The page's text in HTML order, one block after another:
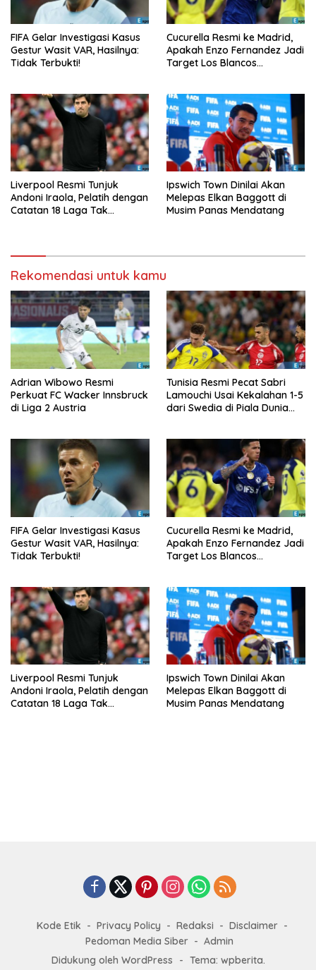
FIFA Gelar Investigasi Kasus
Gestur Wasit VAR, Hasilnya:
Tidak Terbukti!
Cucurella Resmi ke Madrid,
Apakah Enzo Fernandez Jadi
Target Los Blancos
Liverpool Resmi Tunjuk
Andoni Iraola, Pelatih dengan
Catatan 18 Laga Tak
Ipswich Town Dinilai Akan
Melepas Elkan Baggott di
Musim Panas Mendatang
Rekomendasi untuk kamu
Adrian Wibowo Resmi
Perkuat FC Wacker Innsbruck
di Liga 2 Austria
Tunisia Resmi Pecat Sabri
Lamouchi Usai Kekalahan 1-5
dari Swedia di Piala Dunia
FIFA Gelar Investigasi Kasus
Gestur Wasit VAR, Hasilnya:
Tidak Terbukti!
Cucurella Resmi ke Madrid,
Apakah Enzo Fernandez Jadi
Target Los Blancos
Liverpool Resmi Tunjuk
Andoni Iraola, Pelatih dengan
Catatan 18 Laga Tak
Ipswich Town Dinilai Akan
Melepas Elkan Baggott di
Musim Panas Mendatang
Kode Etik Privacy Policy Redaksi
Disclaimer
Pedoman Media Siber
Admin
Didukung oleh WordPress
- Tema: wpberita.